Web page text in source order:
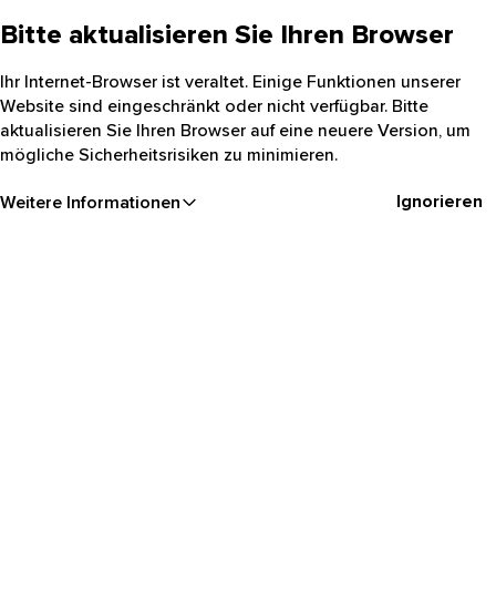
Bitte aktualisieren Sie Ihren Browser
Ihr Internet-Browser ist veraltet. Einige Funktionen unserer
Website sind eingeschränkt oder nicht verfügbar. Bitte
aktualisieren Sie Ihren Browser auf eine neuere Version, um
mögliche Sicherheitsrisiken zu minimieren.
Weitere Informationen Ignorieren